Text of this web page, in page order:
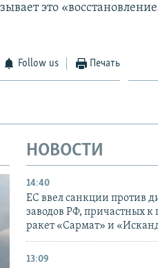
это
Follow us Печать
НОВОСТИ
14:40
ЕС ввел санкции против
заводов РФ, причастных к
ракет «Сармат» и
13:09